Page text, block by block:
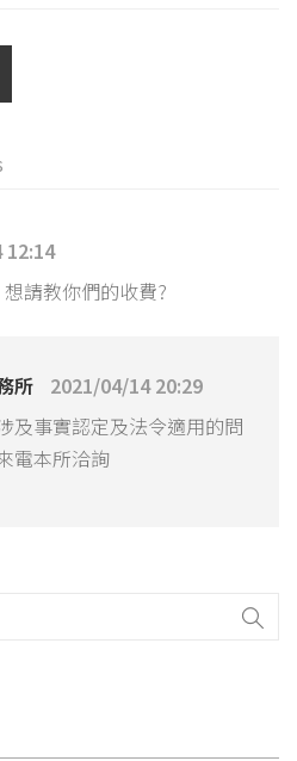
12:14
請教你們的收費?
所
2021/04/14 20:29
及事實認定及法令適用的問
電本所洽詢